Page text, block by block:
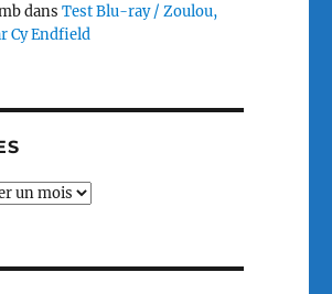
dansTest Blu-ray / Zoulou,
Cy Endfield